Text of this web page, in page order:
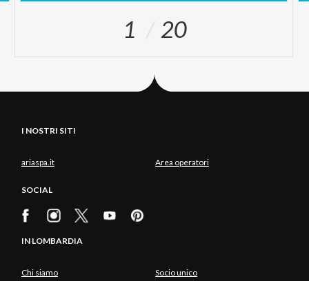
1 20
I NOSTRI SITI
ariaspa.it Area operatori
SOCIAL
IN LOMBARDIA
Chi siamo Socio unico